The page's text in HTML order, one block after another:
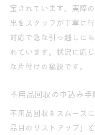
宝されています。実際
出をスタッフが丁寧に
対応で急な引っ越しに
れています。状況に応
な片付けの秘訣です。
不用品回収の申込み
不用品回収をスムーズ
品目のリストアップ」